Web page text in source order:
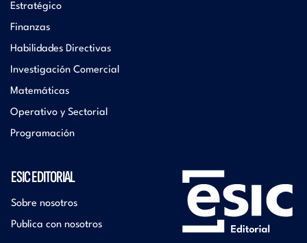
Estratégico
Finanzas
Habilidades Directivas
Investigación Comercial
Matemáticas
Operativo y Sectorial
Programación
ESIC EDITORIAL
Sobre nosotros
Publica con nosotros